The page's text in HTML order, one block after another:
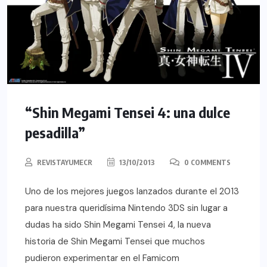
“Shin Megami Tensei 4: una dulce
pesadilla”
REVISTAYUMECR 13/10/2013 0 COMMENTS
Uno de los mejores juegos lanzados durante el 2013
para nuestra queridísima Nintendo 3DS sin lugar a
dudas ha sido Shin Megami Tensei 4, la nueva
historia de Shin Megami Tensei que muchos
pudieron experimentar en el Famicom